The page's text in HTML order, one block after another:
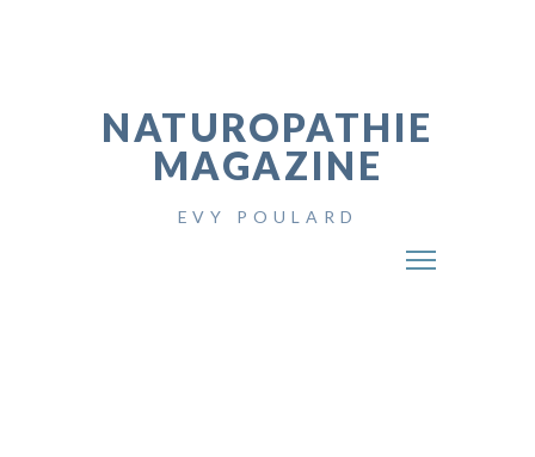
NATUROPATHIE
MAGAZINE
EVY POULARD